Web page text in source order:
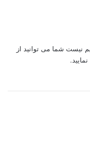
نیست شما می توانید از